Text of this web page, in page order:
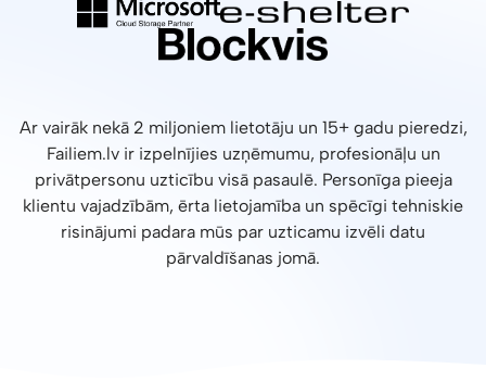
Ar vairāk nekā 2 miljoniem lietotāju un 15+ gadu pieredzi,
Failiem.lv ir izpelnījies uzņēmumu, profesionāļu un
privātpersonu uzticību visā pasaulē. Personīga pieeja
klientu vajadzībām, ērta lietojamība un spēcīgi tehniskie
risinājumi padara mūs par uzticamu izvēli datu
pārvaldīšanas jomā.